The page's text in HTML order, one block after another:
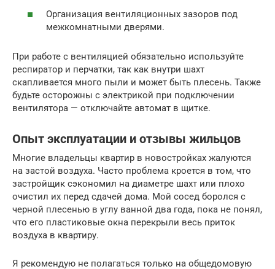
Организация вентиляционных зазоров под
межкомнатными дверями.
При работе с вентиляцией обязательно используйте
респиратор и перчатки, так как внутри шахт
скапливается много пыли и может быть плесень. Также
будьте осторожны с электрикой при подключении
вентилятора — отключайте автомат в щитке.
Опыт эксплуатации и отзывы жильцов
Многие владельцы квартир в новостройках жалуются
на застой воздуха. Часто проблема кроется в том, что
застройщик сэкономил на диаметре шахт или плохо
очистил их перед сдачей дома. Мой сосед боролся с
черной плесенью в углу ванной два года, пока не понял,
что его пластиковые окна перекрыли весь приток
воздуха в квартиру.
Я рекомендую не полагаться только на общедомовую